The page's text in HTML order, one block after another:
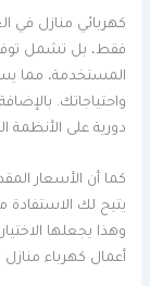
كهربائي منازل في
فقط، بل تشمل
المستخدمة، مما
واحتياجاتك.
دورية على الأنظمة
كما أن الأسعار
يتيح لك الاستفادة
وهذا يجعلها
أعمال كهرباء